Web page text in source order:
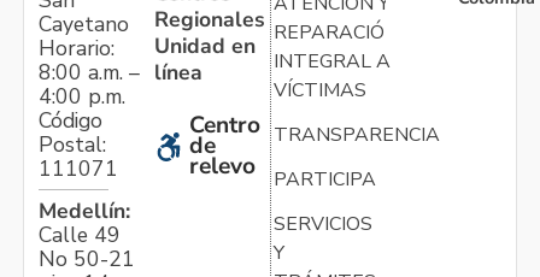
Cayetano
Horario:
8:00 a.m. –
4:00 p.m.
Código
Postal:
111071
Medellín:
Calle 49
No 50-21
Regionales
Unidad en
línea
Centro
de
relevo
REPARACIÓN
INTEGRAL A
VÍCTIMAS
TRANSPARENCIA
PARTICIPA
SERVICIOS
Y